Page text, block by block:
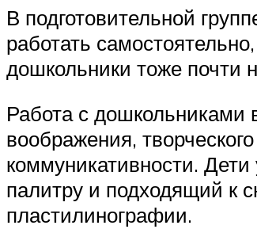
В подготовительной
работать
дошкольники тоже почти
Работа с дошкольниками
воображения,
коммуникативности.
палитру и подходящий к
пластилинографии.